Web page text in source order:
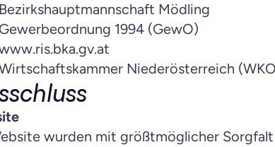
Bezirkshauptmannschaft Mödling
Gewerbeordnung 1994 (GewO)
Niederösterreich
wurden mit größtmöglicher